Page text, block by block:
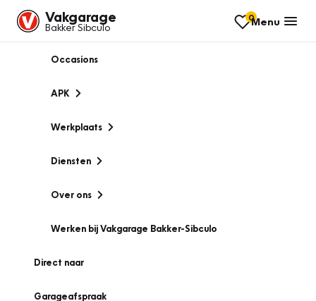
Vakgarage
Bakker Sibculo
0Menu
Occasions
APK
Werkplaats
Diensten
Over ons
Werken bij Vakgarage Bakker-Sibculo
Direct naar
Garageafspraak